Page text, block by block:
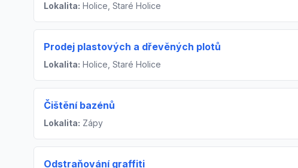
Lokalita: Holice, Staré Holice
Prodej plastových a dřevěných plotů
Lokalita: Holice, Staré Holice
Čištění bazénů
Lokalita: Zápy
Odstraňování graffiti